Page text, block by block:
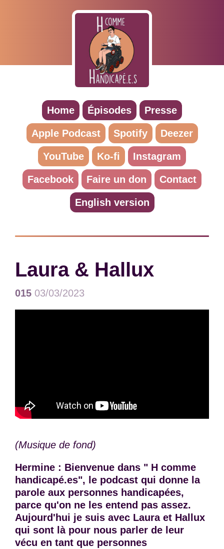
Home Épisodes Presse
Apple Podcast Spotify Deezer
YouTube Ko-fi Instagram
Facebook Faire un don Contact
English version
Laura & Hallux
015 03/03/2023
(Musique de fond)
Hermine : Bienvenue dans " H comme
handicapé.es", le podcast qui donne la
parole aux personnes handicapées,
parce qu'on ne les entend pas assez.
Aujourd'hui je suis avec Laura et Hallux
qui sont là pour nous parler de leur
vécu en tant que personnes